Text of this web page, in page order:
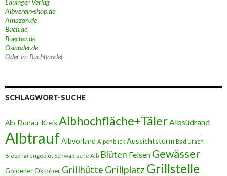
Lauinger Verlag
Albverein-shop.de
Amazon.de
Buch.de
Buecher.de
Osiander.de
Oder im Buchhandel
SCHLAGWORT-SUCHE
Alb-Donau-Kreis Albhochfläche+TälerAlbsüdrand
Albtrauf Albvorland Alpenblick Aussichtsturm Bad Urach
Biosphärengebiet Schwäbische Alb Blüten Felsen Gewässer
Goldener Oktober Grillhütte Grillplatz Grillstelle